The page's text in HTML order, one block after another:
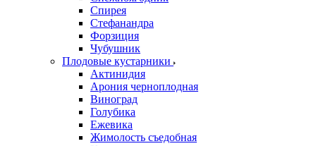
Спирея
Стефанандра
Форзиция
Чубушник
Плодовые кустарники
Актинидия
Арония черноплодная
Виноград
Голубика
Ежевика
Жимолость съедобная